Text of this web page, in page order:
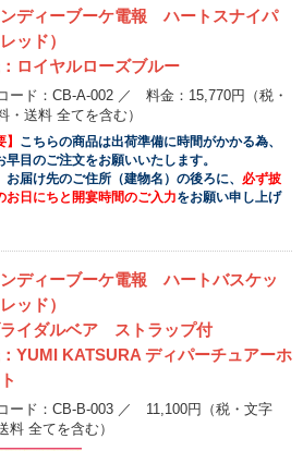
ディーブーケ電報 ハートスナイパ
レッド）
ロイヤルローズブルー
ード：CB-A-002 ／ 料金：15,770円
（税・
・送料 全てを含む）
】 こちらの商品は出荷準備に時間がかかる為、
早目のご注文をお願いいたします。
お届け先のご住所（建物名）の後ろに、 必ず披
お日にちと開宴時間のご入力をお願い申し上げ
ディーブーケ電報 ハートバスケッ
ッド）
イダルベア ストラップ付
YUMI KATSURA ディパーチュアーホ
ード：CB-B-003 ／ 11,100円
（税・文字
料 全てを含む）